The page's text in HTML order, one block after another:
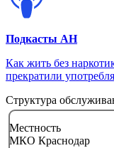
Подкасты АН
Как жить без
прекратили
Структура
Местность
МКО Краснодар